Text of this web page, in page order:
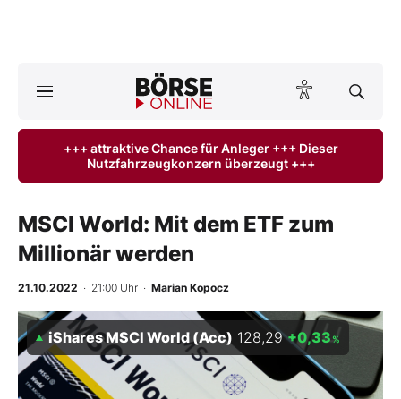
ktuelle Ausgabe BÖRSE ONLINE lesen
Finanz-Check
BO-Musterdepots
Experten
+++ attraktive Chance für Anleger +++ Dieser
Nutzfahrzeugkonzern überzeugt +++
MSCI World: Mit dem ETF zum
Millionär werden
21.10.2022 · 21:00 Uhr · Marian Kopocz
iShares MSCI World (Acc) 128,29 +0,33 %